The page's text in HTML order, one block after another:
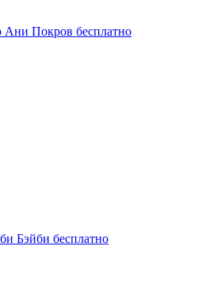
Покров бесплатно
Бэйби бесплатно